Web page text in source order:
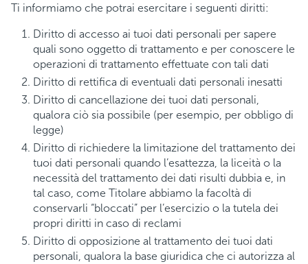
Ti informiamo che potrai esercitare i seguenti diritti:
Diritto di accesso ai tuoi dati personali per sapere
quali sono oggetto di trattamento e per conoscere le
operazioni di trattamento effettuate con tali dati
Diritto di rettifica di eventuali dati personali inesatti
Diritto di cancellazione dei tuoi dati personali,
qualora ciò sia possibile (per esempio, per obbligo di
legge)
Diritto di richiedere la limitazione del trattamento dei
tuoi dati personali quando l’esattezza, la liceità o la
necessità del trattamento dei dati risulti dubbia e, in
tal caso, come Titolare abbiamo la facoltà di
conservarli “bloccati” per l’esercizio o la tutela dei
propri diritti in caso di reclami
Diritto di opposizione al trattamento dei tuoi dati
personali, qualora la base giuridica che ci autorizza al